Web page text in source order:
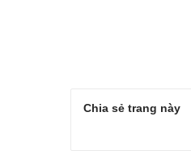
Chia sẻ trang này